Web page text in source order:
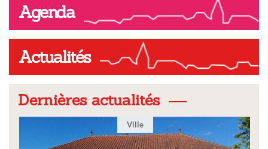
Agenda
Actualités
Dernières actualités
Ville